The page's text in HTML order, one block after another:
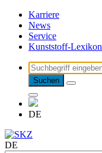
Karriere
News
Service
Kunststoff-Lexikon
Suchen
DE
DE